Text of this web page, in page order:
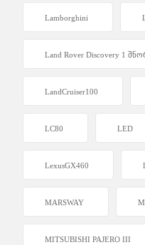
Lamborghini
Land Rover Discovery 1
LandCruiser100
LC80 LED
LexusGX460
MARSWAY
MITSUBISHI PAJERO III